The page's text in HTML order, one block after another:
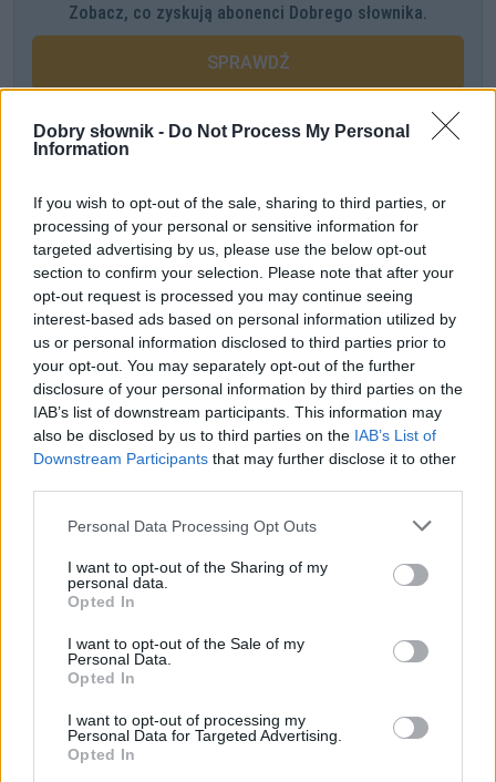
Dobry słownik - Do Not Process My Personal
Information
If you wish to opt-out of the sale, sharing to third parties, or
processing of your personal or sensitive information for
targeted advertising by us, please use the below opt-out
section to confirm your selection. Please note that after your
opt-out request is processed you may continue seeing
interest-based ads based on personal information utilized by
us or personal information disclosed to third parties prior to
your opt-out. You may separately opt-out of the further
disclosure of your personal information by third parties on the
IAB’s list of downstream participants. This information may
also be disclosed by us to third parties on the IAB’s List of
Downstream Participants that may further disclose it to other
Please note that this website/app uses one or more Google
not limited to your visit or usage behaviour. You may click to
grant or deny consent to Google and its third-party tags to
use your data for below specified purposes in below Google
consent section.
Personal Data Processing Opt Outs
I want to opt-out of the Sharing of my
personal data.
Opted In
I want to opt-out of the Sale of my
Personal Data.
Opted In
I want to opt-out of processing my
Personal Data for Targeted Advertising.
Opted In
Zobacz, co zyskują abonenci Dobrego słownika.
SPRAWDŹ
Często sprawdzane
Ortografia po amerykańsku
Przez jakie (c)h się śmiać?
Potrzebuję odrobiny spokoju czypotrzebuję odrobinę
spokoju?
Ciekawostki
Napoleon Bonaparte— Jak nazywał się Napoleon i co się z
tym wiązało
ciarach— Wyzwisko uniwersalne
Mogą Cię zainteresować również hasła